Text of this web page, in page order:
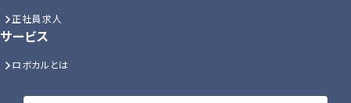
正社員求人
サービス
ロボカルとは